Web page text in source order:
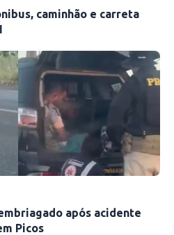
caminhão e carreta
após acidente
Picos